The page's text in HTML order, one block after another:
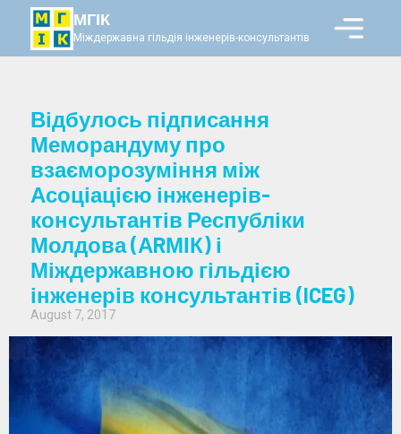
МГІК
Міждержавна гільдія інженерів-консультантів
Відбулось підписання
Меморандуму про
взаєморозуміння між
Асоціацією інженерів-
консультантів Республіки
Молдова (АRМІК) і
Міждержавною гільдією
інженерів консультантів (ICEG)
August 7, 2017